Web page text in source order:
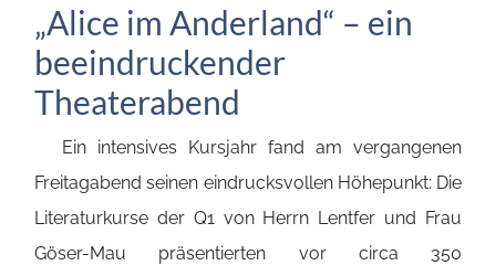
„Alice im Anderland“ – ein
beeindruckender
Theaterabend
Ein intensives Kursjahr fand am vergangenen
Freitagabend seinen eindrucksvollen Höhepunkt: Die
Literaturkurse der Q1 von Herrn Lentfer und Frau
Göser-Mau präsentierten vor circa 350